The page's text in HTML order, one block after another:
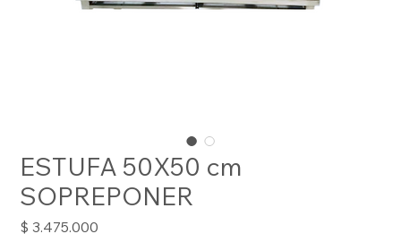
ESTUFA 50X50 cm
SOPREPONER
$ 3.475.000